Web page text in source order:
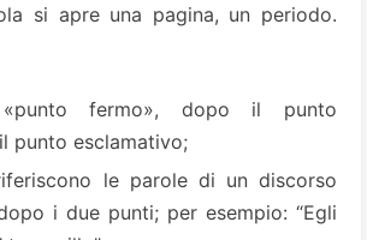
si apre una pagina, un periodo.
fermo», dopo il punto
punto esclamativo;
le parole di un discorso
i due punti; per esempio: “Egli